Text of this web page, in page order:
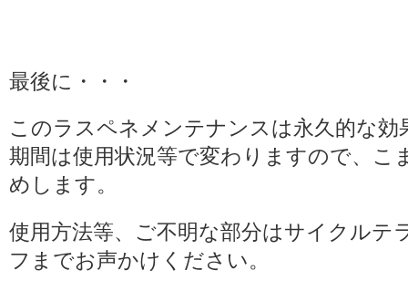
最後に・・・
このラスペネメンテナンスは永久的な
期間は使用状況等で変わりますので、こ
めします。
使用方法等、ご不明な部分はサイクルテ
フまでお声かけください。